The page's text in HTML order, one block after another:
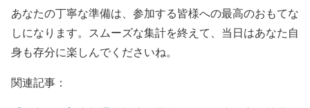
あなたの丁寧な準備は、参加する皆様への最高のおもてな
しになります。スムーズな集計を終えて、当日はあなた自
身も存分に楽しんでくださいね。
関連記事：